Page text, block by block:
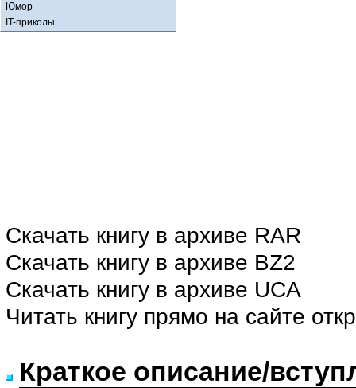
Юмор
IT-приколы
Скачать книгу в архиве RAR
Скачать книгу в архиве BZ2
Скачать книгу в архиве UCA
Читать книгу прямо на сайте
Краткое описание/